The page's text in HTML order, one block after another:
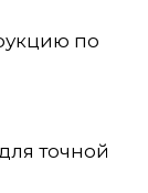
по
точной